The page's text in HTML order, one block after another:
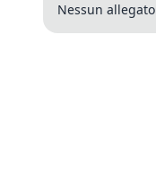
Nessun allegato